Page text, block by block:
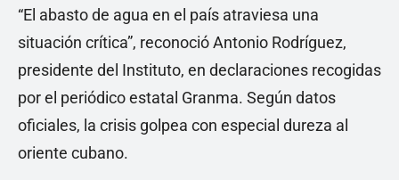
“El abasto de agua en el país atraviesa una
situación crítica”, reconoció Antonio Rodríguez,
presidente del Instituto, en declaraciones recogidas
por el periódico estatal Granma. Según datos
oficiales, la crisis golpea con especial dureza al
oriente cubano.